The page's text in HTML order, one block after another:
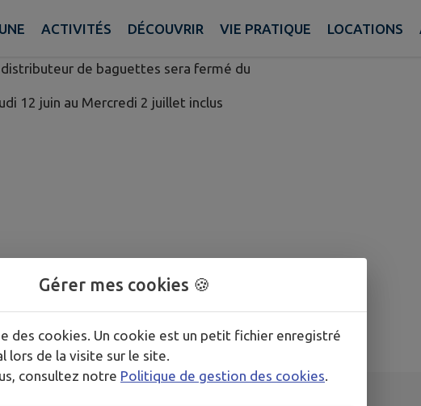
ACTIVITÉS DÉCOUVRIR VIE PRATIQUE LOCATIONS
le jeudi 05 juin 2025 - Azy
distributeur de baguettes sera fermé du
12 juin au Mercredi 2 juillet inclus
Gérer mes cookies 🍪
des cookies. Un cookie est un petit fichier enregistré
lors de la visite sur le site.
consultez notre Politique de gestion des cookies